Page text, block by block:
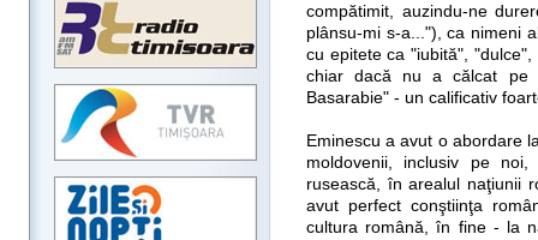
compătimit, auzindu-ne
plânsu-mi s-a..."), ca nimeni
cu epitete ca "iubită",
chiar dacă nu a călcat pe
Basarabie" - un calificativ
Eminescu a avut o abordare
moldovenii, inclusiv pe
rusească, în arealul naţiunii
avut perfect conştiinţa
cultura română, în fine - la